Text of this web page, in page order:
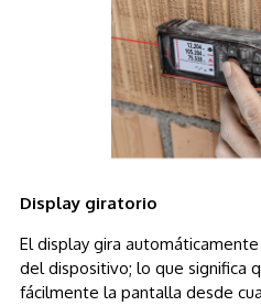
Display giratorio
El display gira
del dispositivo; lo que significa
fácilmente la pantalla desde